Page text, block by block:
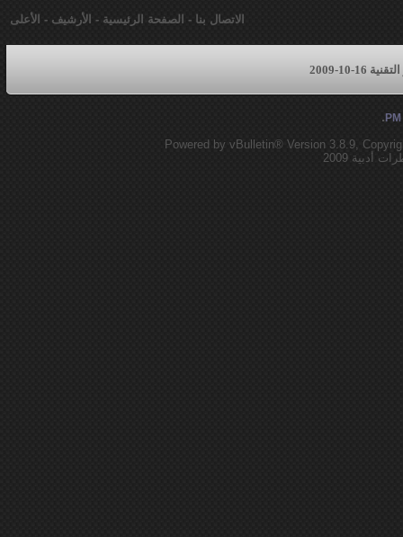
الاتصال بنا - الصفحة الرئيسية - الأرشيف - الأعلى
10-2009
.
Powered by vBulletin® Version 3.8.9,
2009